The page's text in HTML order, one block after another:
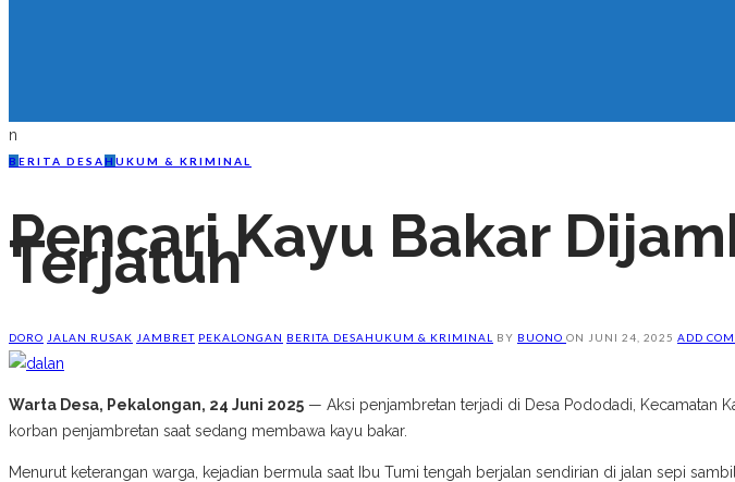
n
B ERITA DESAH UKUM & KRIMINAL
Pencari Kayu Bakar
Terjatuh
DORO JALAN RUSAK JAMBRET PEKALONGAN BERITA DESAHUKUM & KRIMINAL BY BUONO ON JUNI 24, 2025 ADD
Warta Desa, Pekalongan, 24 Juni 2025 — Aksi penjambretan terjadi di Desa Pododadi, Kecamatan
korban penjambretan saat sedang membawa kayu bakar.
Menurut keterangan warga, kejadian bermula saat Ibu Tumi tengah berjalan sendirian di jalan sepi